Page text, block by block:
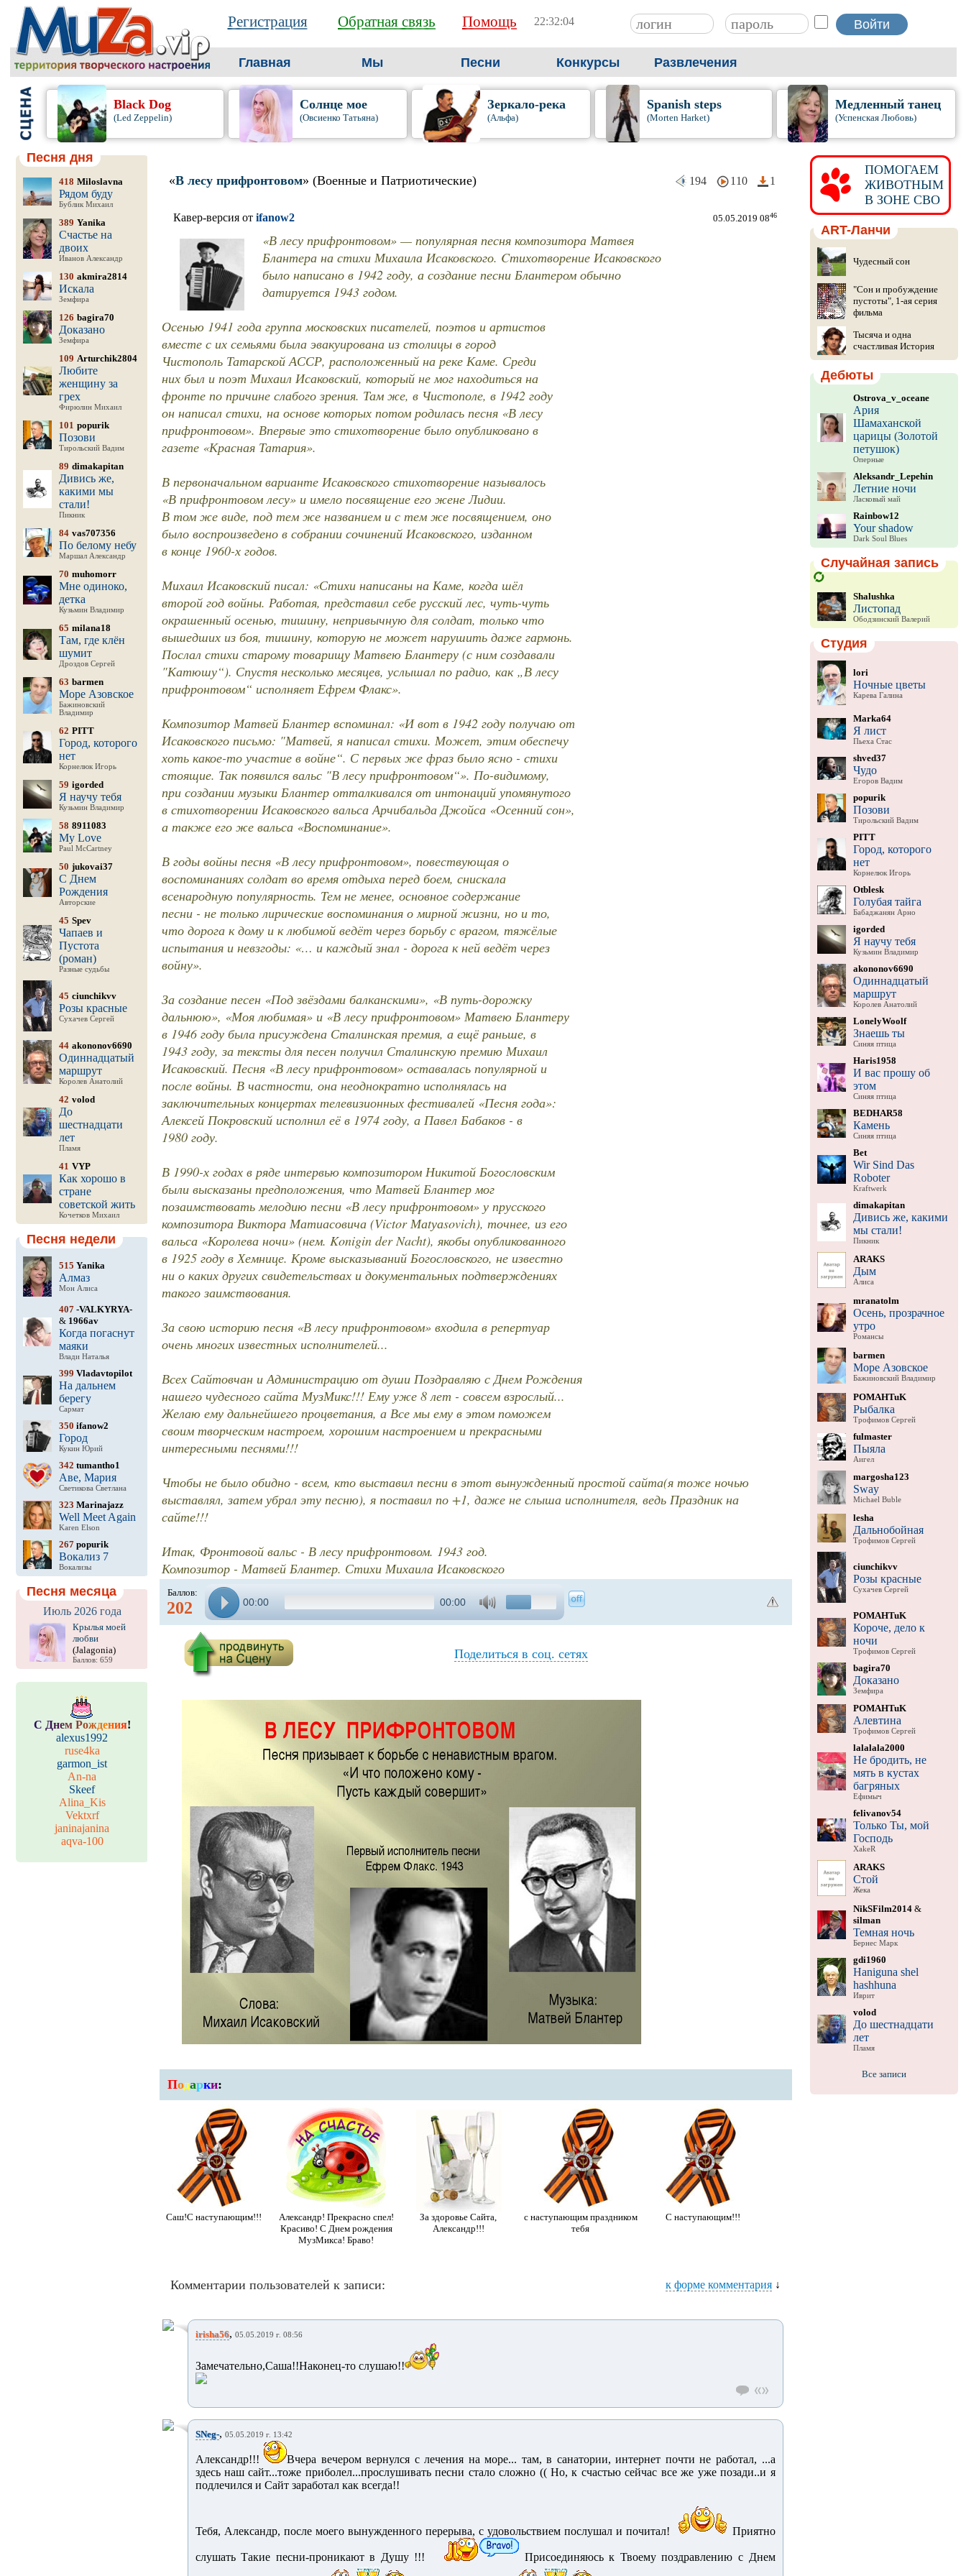
Регистрация Обратная связь Помощь 22:32:05
Главная Мы Песни Конкурсы Развлечения
Black Dog
(Led Zeppelin)
Солнце мое
(Овсиенко Татьяна)
Зеркало-река
(Альфа)
Spanish steps
(Morten Harket)
Медленный танец
(Успенская Любовь)
Песня дня
418 Miloslavna
Рядом буду
Бублик Михаил
389 Yanika
Счастье на
двоих
Иванов Александр
130 akmira2814
Искала
Земфира
126 bagira70
Доказано
Земфира
109 Arturchik2804
Любите
женщину за
грех
Фирюлин Михаил
101 popurik
Позови
Тирольский Вадим
89 dimakapitan
Дивись же,
какими мы
стали!
Пикник
84 vas707356
По белому небу
Маршал Александр
70 muhomorr
Мне одиноко,
детка
Кузьмин Владимир
65 milana18
Там, где клён
шумит
Дроздов Сергей
63 barmen
Море Азовское
Бажиновский
Владимир
62 PITT
Город, которого
нет
Корнелюк Игорь
59 igorded
Я научу тебя
Кузьмин Владимир
58 8911083
My Love
Paul McCartney
50 jukovai37
С Днем
Рождения
Авторские
45 Spev
Чапаев и
Пустота
(роман)
Разные судьбы
45 ciunchikvv
Розы красные
Сухачев Сергей
44 akononov6690
Одиннадцатый
маршрут
Королев Анатолий
42 volod
До
шестнадцати
лет
Пламя
41 VYP
Как хорошо в
стране
советской жить
Кочетков Михаил
Песня недели
515 Yanika
Алмаз
Мон Алиса
407-VALKYRYA-
& 1966av
Когда погаснут
маяки
Влади Наталья
399 Vladavtopilot
На дальнем
берегу
Сармат
350 ifanow2
Город
Кукин Юрий
342 tumantho1
Аве, Мария
Светикова Светлана
323 Marinajazz
Well Meet Again
Karen Elson
267popurik
Вокализ 7
Вокализы
Песня месяца
Июль 2026 года
Крылья моей
любви
(Jalagonia)
Баллов: 659
С Днем Рождения!
alexus1992
ruse4ka
garmon_ist
An-na
Skeef
Alina_Kis
Vektxrf
janinajanina
aqva-100
«В лесу прифронтовом» (Военные и Патриотические) 194 110 1
Кавер-версия от ifanow2 05.05.2019 0846
«В лесу прифронтовом» — популярная песня композитора Матвея
Блантера на стихи Михаила Исаковского. Cтихотворение Исаковского
было написано в 1942 году, а создание песни Блантером обычно
датируется 1943 годом.
Осенью 1941 года группа московских писателей, поэтов и артистов
вместе с их семьями была эвакуирована из столицы в город
Чистополь Татарской АССР, расположенный на реке Каме. Среди
них был и поэт Михаил Исаковский, который не мог находиться на
фронте по причине слабого зрения. Там же, в Чистополе, в 1942 году
он написал стихи, на основе которых потом родилась песня «В лесу
прифронтовом». Впервые это стихотворение было опубликовано в
газете «Красная Татария».
В первоначальном варианте Исаковского стихотворение называлось
«В прифронтовом лесу» и имело посвящение его жене Лидии.
В том же виде, под тем же названием и с тем же посвящением, оно
было воспроизведено в собрании сочинений Исаковского, изданном
в конце 1960-х годов.
Михаил Исаковский писал: «Стихи написаны на Каме, когда шёл
второй год войны. Работая, представил себе русский лес, чуть-чуть
окрашенный осенью, тишину, непривычную для солдат, только что
вышедших из боя, тишину, которую не может нарушить даже гармонь.
Послал стихи старому товарищу Матвею Блантеру (с ним создавали
"Катюшу“). Спустя несколько месяцев, услышал по радио, как „В лесу
прифронтовом“ исполняет Ефрем Флакс».
Композитор Матвей Блантер вспоминал: «И вот в 1942 году получаю от
Исаковского письмо: "Матвей, я написал стихи. Может, этим обеспечу
хоть какое-то участие в войне“. С первых же фраз было ясно - стихи
стоящие. Так появился вальс "В лесу прифронтовом“». По-видимому,
при создании музыки Блантер отталкивался от интонаций упомянутого
в стихотворении Исаковского вальса Арчибальда Джойса «Осенний сон»,
а также его же вальса «Воспоминание».
В годы войны песня «В лесу прифронтовом», повествующая о
воспоминаниях солдат во время отдыха перед боем, снискала
всенародную популярность. Тем не менее, основное содержание
песни - не только лирические воспоминания о мирной жизни, но и то,
что дорога к дому и к любимой ведёт через борьбу с врагом, тяжёлые
испытания и невзгоды: «… и каждый знал - дорога к ней ведёт через
войну».
За создание песен «Под звёздами балканскими», «В путь-дорожку
дальнюю», «Моя любимая» и «В лесу прифронтовом» Матвею Блантеру
в 1946 году была присуждена Сталинская премия, а ещё раньше, в
1943 году, за тексты для песен получил Сталинскую премию Михаил
Исаковский. Песня «В лесу прифронтовом» оставалась популярной и
после войны. В частности, она неоднократно исполнялась на
заключительных концертах телевизионных фестивалей «Песня года»:
Алексей Покровский исполнил её в 1974 году, а Павел Бабаков - в
1980 году.
В 1990-х годах в ряде интервью композитором Никитой Богословским
были высказаны предположения, что Матвей Блантер мог
позаимствовать мелодию песни «В лесу прифронтовом» у прусского
композитора Виктора Матиасовича (Victor Маtуаsovich), точнее, из его
вальса «Королева ночи» (нем. Konigin der Nacht), якобы опубликованного
в 1925 году в Хемнице. Кроме высказываний Богословского, не известно
ни о каких других свидетельствах и документальных подтверждениях
такого заимствования.
За свою историю песня «В лесу прифронтовом» входила в репертуар
очень многих известных исполнителей...
Всех Сайтовчан и Администрацию от души Поздравляю с Днем Рождения
нашего чудесного сайта МузМикс!!! Ему уже 8 лет - совсем взрослый...
Желаю ему дальнейшего процветания, а Все мы ему в этом поможем
своим творческим настроем, хорошим настроением и прекрасными
интересными песнями!!!
Чтобы не было обидно - всем, кто выставил песни в этот вынужденный простой сайта(я тоже ночью
выставлял, затем убрал эту песню), я поставил по +1, даже не слыша исполнителя, ведь Праздник на
сайте!!!
Итак, Фронтовой вальс - В лесу прифронтовом. 1943 год.
Композитор - Матвей Блантер. Стихи Михаила Исаковского
Баллов:
202 00:00 00:00
Поделиться в соц. сетях
Подарки:
Саш!С наступающим!!!
Александр! Прекрасно спел!
Красиво! С Днем рождения
МузМикса! Браво!
За здоровье Сайта,
Александр!!!
с наступающим праздником
тебя
С наступающим!!!
Комментарии пользователей к записи: к форме комментария ↓
irisha56, 05.05.2019 г. 08:56
Замечательно,Саша!!Наконец-то слушаю!!
SNeg-, 05.05.2019 г. 13:42
Александр!!!
Вчера вечером вернулся с лечения на море... там, в санатории, интернет почти не работал, ...а
здесь наш сайт...тоже приболел...прослушивать песни стало сложно (( Но, к счастью сейчас все же уже позади..и я
подлечился и Сайт заработал как всегда!!
Тебя, Александр, после моего вынужденного перерыва, с удовольствием послушал и почитал! Приятно
слушать Такие песни-проникают в Душу !!! Присоединяюсь к Твоему поздравлению с Днем
ПОМОГАЕМ
ЖИВОТНЫМ
В ЗОНЕ СВО
ART-Ланчи
Чудесный сон
"Сон и пробуждение
пустоты", 1-ая серия
фильма
Тысяча и одна
счастливая История
Дебюты
Ostrova_v_oceane
Ария
Шамаханской
царицы (Золотой
петушок)
Оперные
Aleksandr_Lepehin
Летние ночи
Ласковый май
Rainbow12
Your shadow
Dark Soul Blues
Случайная запись
Shalushka
Листопад
Ободзинский Валерий
Студия
lori
Ночные цветы
Карева Галина
Marka64
Я лист
Пьеха Стас
shved37
Чудо
Егоров Вадим
popurik
Позови
Тирольский Вадим
PITT
Город, которого
нет
Корнелюк Игорь
Otblesk
Голубая тайга
Бабаджанян Арно
igorded
Я научу тебя
Кузьмин Владимир
akononov6690
Одиннадцатый
маршрут
Королев Анатолий
LonelyWoolf
Знаешь ты
Синяя птица
Haris1958
И вас прошу об
этом
Синяя птица
BEDHAR58
Камень
Синяя птица
Bet
Wir Sind Das
Roboter
Kraftwerk
dimakapitan
Дивись же, какими
мы стали!
Пикник
ARAKS
Дым
Алиса
mranatolm
Осень, прозрачное
утро
Романсы
barmen
Море Азовское
Бажиновский Владимир
POMAHTuK
Рыбалка
Трофимов Сергей
fulmaster
Пыяла
Аигел
margosha123
Sway
Michael Buble
lesha
Дальнобойная
Трофимов Сергей
ciunchikvv
Розы красные
Сухачев Сергей
POMAHTuK
Короче, дело к
ночи
Трофимов Сергей
bagira70
Доказано
Земфира
POMAHTuK
Алевтина
Трофимов Сергей
lalalala2000
Не бродить, не
мять в кустах
багряных
Ефимыч
felivanov54
Только Ты, мой
Господь
XakeR
ARAKS
Стой
Жека
NikSFilm2014&
silman
Темная ночь
Бернес Марк
gdi1960
Haniguna shel
hashhuna
Иврит
volod
До шестнадцати
лет
Пламя
Все записи